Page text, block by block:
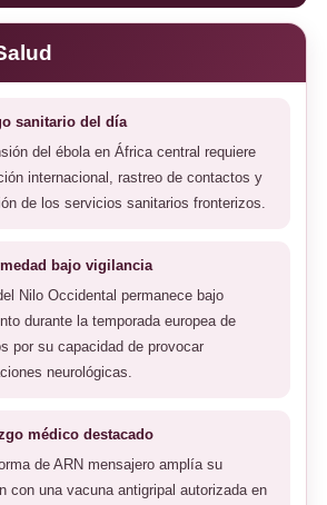
sanitario del día
del ébola en África central requiere
internacional, rastreo de contactos y
de los servicios sanitarios fronterizos.
bajo vigilancia
Nilo Occidental permanece bajo
durante la temporada europea de
por su capacidad de provocar
neurológicas.
médico destacado
de ARN mensajero amplía su
con una vacuna antigripal autorizada en